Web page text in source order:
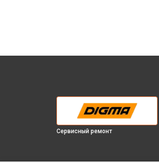
Сервисный ремонт